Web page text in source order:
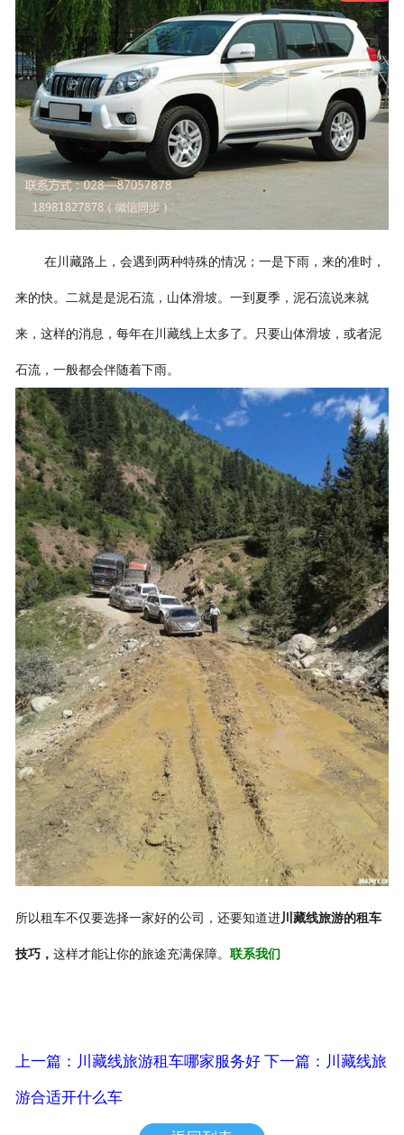
在川藏路上，会遇到两种特殊的情况；一是下雨，来的准时，
来的快。二就是是泥石流，山体滑坡。一到夏季，泥石流说来就
来，这样的消息，每年在川藏线上太多了。只要山体滑坡，或者泥
石流，一般都会伴随着下雨。
所以租车不仅要选择一家好的公司，还要知道进川藏线旅游的租车
技巧， 这样才能让你的旅途充满保障。 联系我们
上一篇：川藏线旅游租车哪家服务好 下一篇：川藏线旅
游合适开什么车